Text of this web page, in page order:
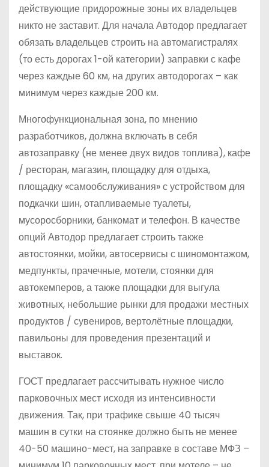
действующие придорожные зоны их владельцев
никто не заставит. Для начала Автодор предлагает
обязать владельцев строить на автомагистралях
(то есть дорогах 1-ой категории) заправки с кафе
через каждые 60 км, на других автодорогах – как
минимум через каждые 200 км.
Многофункциональная зона, по мнению
разработчиков, должна включать в себя
автозаправку (не менее двух видов топлива), кафе
/ ресторан, магазин, площадку для отдыха,
площадку «самообслуживания» с устройством для
подкачки шин, отапливаемые туалеты,
мусоросборники, банкомат и телефон. В качестве
опций Автодор предлагает строить также
автостоянки, мойки, автосервисы с шиномонтажом,
медпункты, прачечные, мотели, стоянки для
автокемперов, а также площадки для выгула
животных, небольшие рынки для продажи местных
продуктов / сувениров, вертолётные площадки,
павильоны для проведения презентаций и
выставок.
ГОСТ предлагает рассчитывать нужное число
парковочных мест исходя из интенсивности
движения. Так, при трафике свыше 40 тысяч
машин в сутки на стоянке должно быть не менее
40-50 машино-мест, на заправке в составе МФЗ –